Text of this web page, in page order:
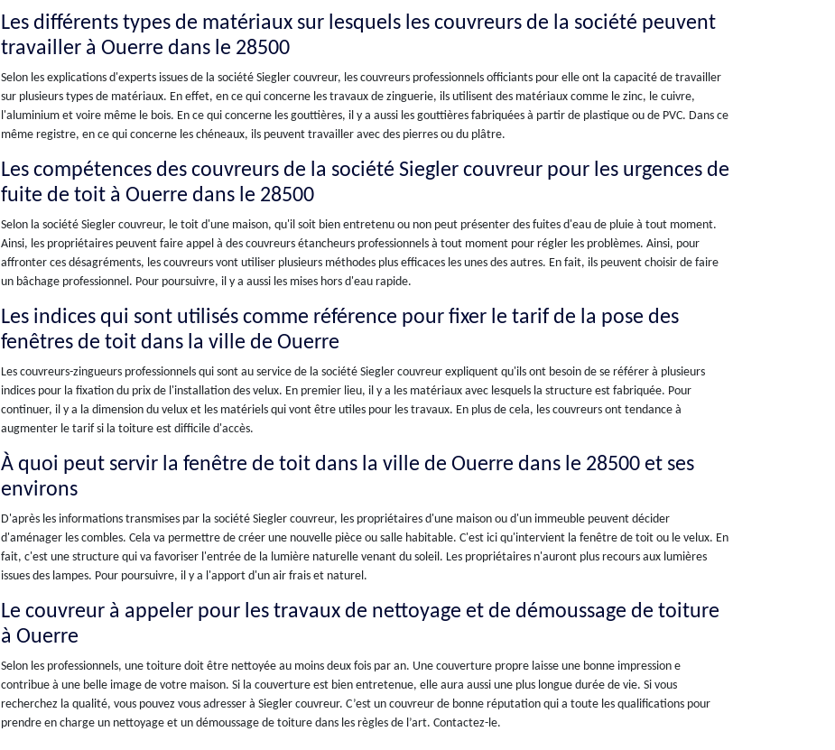
Les différents types de matériaux sur lesquels les couvreurs de la société peuvent
travailler à Ouerre dans le 28500
Selon les explications d'experts issues de la société Siegler couvreur, les couvreurs professionnels officiants pour elle ont la capacité de travailler
sur plusieurs types de matériaux. En effet, en ce qui concerne les travaux de zinguerie, ils utilisent des matériaux comme le zinc, le cuivre,
l'aluminium et voire même le bois. En ce qui concerne les gouttières, il y a aussi les gouttières fabriquées à partir de plastique ou de PVC. Dans ce
même registre, en ce qui concerne les chéneaux, ils peuvent travailler avec des pierres ou du plâtre.
Les compétences des couvreurs de la société Siegler couvreur pour les urgences de
fuite de toit à Ouerre dans le 28500
Selon la société Siegler couvreur, le toit d'une maison, qu'il soit bien entretenu ou non peut présenter des fuites d'eau de pluie à tout moment.
Ainsi, les propriétaires peuvent faire appel à des couvreurs étancheurs professionnels à tout moment pour régler les problèmes. Ainsi, pour
affronter ces désagréments, les couvreurs vont utiliser plusieurs méthodes plus efficaces les unes des autres. En fait, ils peuvent choisir de faire
un bâchage professionnel. Pour poursuivre, il y a aussi les mises hors d'eau rapide.
Les indices qui sont utilisés comme référence pour fixer le tarif de la pose des
fenêtres de toit dans la ville de Ouerre
Les couvreurs-zingueurs professionnels qui sont au service de la société Siegler couvreur expliquent qu'ils ont besoin de se référer à plusieurs
indices pour la fixation du prix de l'installation des velux. En premier lieu, il y a les matériaux avec lesquels la structure est fabriquée. Pour
continuer, il y a la dimension du velux et les matériels qui vont être utiles pour les travaux. En plus de cela, les couvreurs ont tendance à
augmenter le tarif si la toiture est difficile d'accès.
À quoi peut servir la fenêtre de toit dans la ville de Ouerre dans le 28500 et ses
environs
D'après les informations transmises par la société Siegler couvreur, les propriétaires d'une maison ou d'un immeuble peuvent décider
d'aménager les combles. Cela va permettre de créer une nouvelle pièce ou salle habitable. C'est ici qu'intervient la fenêtre de toit ou le velux. En
fait, c'est une structure qui va favoriser l'entrée de la lumière naturelle venant du soleil. Les propriétaires n'auront plus recours aux lumières
issues des lampes. Pour poursuivre, il y a l'apport d'un air frais et naturel.
Le couvreur à appeler pour les travaux de nettoyage et de démoussage de toiture
à Ouerre
Selon les professionnels, une toiture doit être nettoyée au moins deux fois par an. Une couverture propre laisse une bonne impression e
contribue à une belle image de votre maison. Si la couverture est bien entretenue, elle aura aussi une plus longue durée de vie. Si vous
recherchez la qualité, vous pouvez vous adresser à Siegler couvreur. C’est un couvreur de bonne réputation qui a toute les qualifications pour
prendre en charge un nettoyage et un démoussage de toiture dans les règles de l’art. Contactez-le.